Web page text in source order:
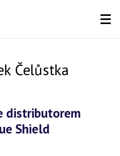
Čelůstka
Shield